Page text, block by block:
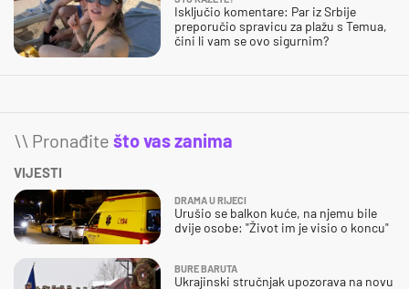
Isključio komentare: Par iz Srbije
preporučio spravicu za plažu s Temua,
čini li vam se ovo sigurnim?
\\ Pronađite što vas zanima
VIJESTI
DRAMA U RIJECI
Urušio se balkon kuće, na njemu bile
dvije osobe: "Život im je visio o koncu"
BURE BARUTA
Ukrajinski stručnjak upozorava na novu